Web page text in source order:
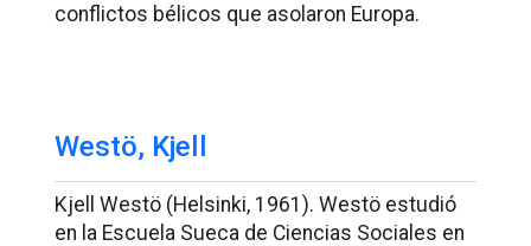
conflictos bélicos que asolaron Europa.
Westö, Kjell
Kjell Westö (Helsinki, 1961). Westö estudió
en la Escuela Sueca de Ciencias Sociales en